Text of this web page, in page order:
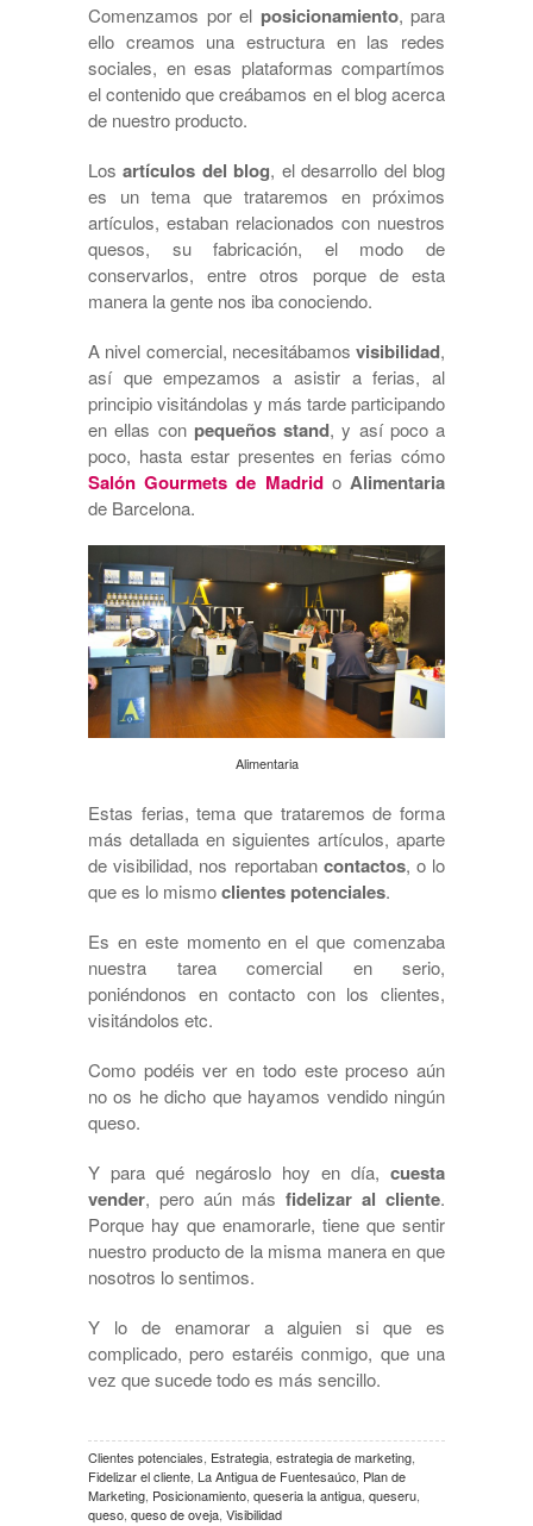
Comenzamos por el posicionamiento, para
ello creamos una estructura en las redes
sociales, en esas plataformas compartímos
el contenido que creábamos en el blog acerca
de nuestro producto.
Losartículos del blog, el desarrollo del blog
es un tema que trataremos en próximos
artículos, estaban relacionados con nuestros
quesos, su fabricación, el modo de
conservarlos, entre otros porque de esta
manera la gente nos iba conociendo.
A nivel comercial, necesitábamos visibilidad,
así que empezamos a asistir a ferias, al
principio visitándolas y más tarde participando
en ellas con pequeños stand, y así poco a
poco, hasta estar presentes en ferias cómo
Salón Gourmets de Madrido Alimentaria
de Barcelona.
Alimentaria
Estas ferias, tema que trataremos de forma
más detallada en siguientes artículos, aparte
de visibilidad, nos reportaban contactos, o lo
que es lo mismoclientes potenciales.
Es en este momento en el que comenzaba
nuestra tarea comercial en serio,
poniéndonos en contacto con los clientes,
visitándolos etc.
Como podéis ver en todo este proceso aún
no os he dicho que hayamos vendido ningún
queso.
Y para qué negároslo hoy en día, cuesta
vender, pero aún más fidelizar al cliente.
Porque hay que enamorarle, tiene que sentir
nuestro producto de la misma manera en que
nosotros lo sentimos.
Y lo de enamorar a alguien si que es
complicado, pero estaréis conmigo, que una
vez que sucede todo es más sencillo.
Clientes potenciales Estrategia estrategia de marketing
Fidelizar el cliente La Antigua de Fuentesaúco Plan de
Marketing Posicionamiento queseria la antigua queseru
queso queso de oveja Visibilidad